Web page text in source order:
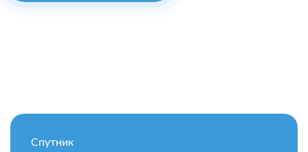
Спутник